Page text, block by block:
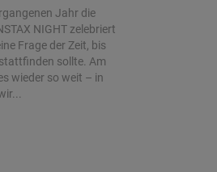
Jahr die
NIGHT zelebriert
Frage der Zeit, bis
sollte. Am
wieder so weit – in